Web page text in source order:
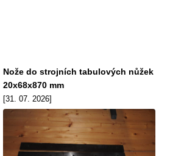
Nože do strojních tabulových nůžek
20x68x870 mm
[31. 07. 2026]